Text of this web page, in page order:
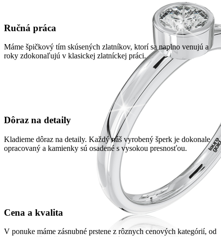
Ručná práca
Máme špičkový tím skúsených zlatníkov, ktorí sa naplno venujú a
roky zdokonaľujú v klasickej zlatníckej práci.
Dôraz na detaily
Kladieme dôraz na detaily. Každý náš vyrobený šperk je dokonale
opracovaný a kamienky sú osadené s vysokou presnosťou.
Cena a kvalita
V ponuke máme zásnubné prstene z rôznych cenových kategórií, od